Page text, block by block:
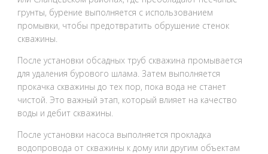
грунты, бурение выполняется с использованием
промывки, чтобы предотвратить обрушение стенок
скважины.
После установки обсадных труб скважина промывается
для удаления бурового шлама. Затем выполняется
прокачка скважины до тех пор, пока вода не станет
чистой. Это важный этап, который влияет на качество
воды и дебит скважины.
После установки насоса выполняется прокладка
водопровода от скважины к дому или другим объектам